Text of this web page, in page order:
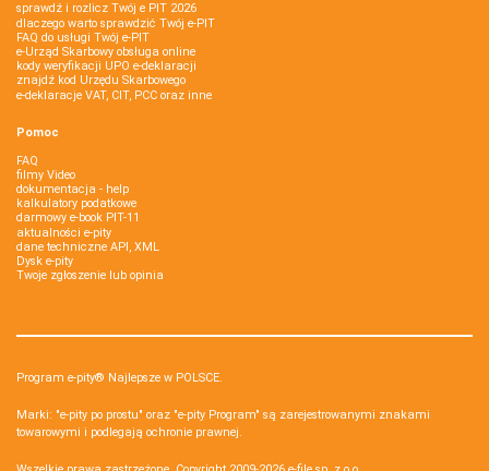
sprawdź i rozlicz Twój e PIT 2026
dlaczego warto sprawdzić Twój e-PIT
FAQ do usługi Twój e-PIT
e-Urząd Skarbowy obsługa online
kody weryfikacji UPO e-deklaracji
znajdź kod Urzędu Skarbowego
e-deklaracje VAT, CIT, PCC oraz inne
Pomoc
FAQ
filmy Video
dokumentacja - help
kalkulatory podatkowe
darmowy e-book PIT-11
aktualności e-pity
dane techniczne API, XML
Dysk e-pity
Twoje zgłoszenie lub opinia
Program e-pity® Najlepsze w POLSCE.
Marki: "e-pity po prostu" oraz "e-pity Program" są zarejestrowanymi znakami
towarowymi i podlegają ochronie prawnej.